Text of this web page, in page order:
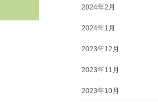
2024年2月
2024年1月
2023年12月
2023年11月
2023年10月